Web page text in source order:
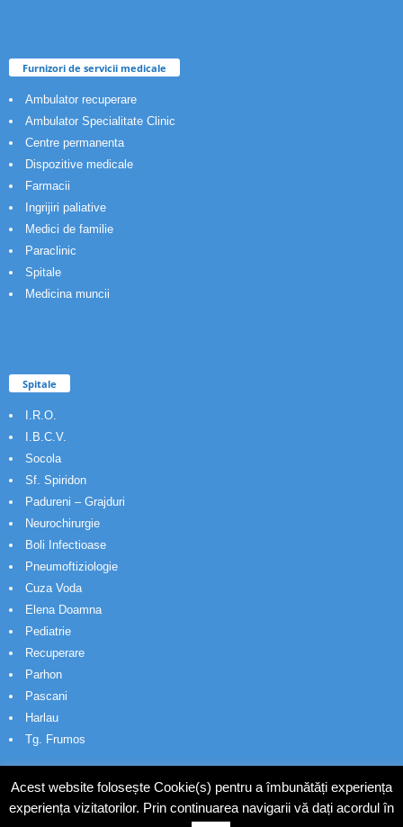
Furnizori de servicii medicale
Ambulator recuperare
Ambulator Specialitate Clinic
Centre permanenta
Dispozitive medicale
Farmacii
Ingrijiri paliative
Medici de familie
Paraclinic
Spitale
Medicina muncii
Spitale
I.R.O.
I.B.C.V.
Socola
Sf. Spiridon
Padureni – Grajduri
Neurochirurgie
Boli Infectioase
Pneumoftiziologie
Cuza Voda
Elena Doamna
Pediatrie
Recuperare
Parhon
Pascani
Harlau
Tg. Frumos
Acest website folosește Cookie(s) pentru a îmbunătăți experiența
experiența vizitatorilor. Prin continuarea navigarii vă dați acordul în